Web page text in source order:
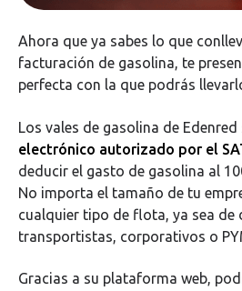
Ahora que ya sabes lo que
facturación de gasolina, te
perfecta con la que podrás
Los vales de gasolina de Edenred
electrónico autorizado por el
deducir el gasto de gasolina al
No importa el tamaño de tu
cualquier tipo de flota, ya sea de
transportistas, corporativos o
Gracias a su plataforma web,